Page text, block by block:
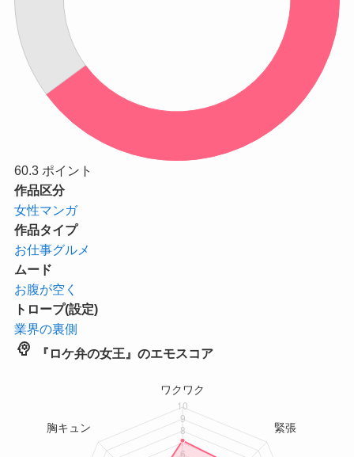
60.3 ポイント
作品区分
女性マンガ
作品タイプ
お仕事グルメ
ムード
お腹が空く
トロープ(設定)
業界の裏側
psychology 『ロケ弁の女王』のエモスコア